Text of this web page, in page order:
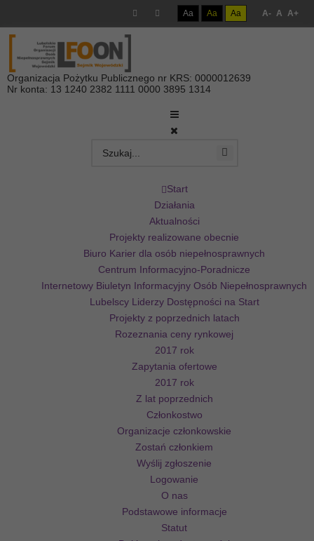
Aa Aa Aa A- A A+
Organizacja Pożytku Publicznego nr KRS: 0000012639
Nr konta: 13 1240 2382 1111 0000 3895 1314
Start
Działania
Aktualności
Projekty realizowane obecnie
Biuro Karier dla osób niepełnosprawnych
Centrum Informacyjno-Poradnicze
Internetowy Biuletyn Informacyjny Osób Niepełnosprawnych
Lubelscy Liderzy Dostępności na Start
Projekty z poprzednich latach
Rozeznania ceny rynkowej
2017 rok
Zapytania ofertowe
2017 rok
Z lat poprzednich
Członkostwo
Organizacje członkowskie
Zostań członkiem
Wyślij zgłoszenie
Logowanie
O nas
Podstawowe informacje
Statut